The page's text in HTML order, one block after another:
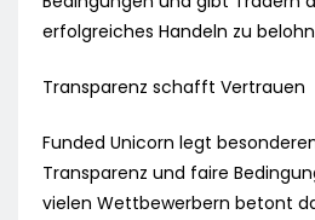
erfolgreiches Handeln zu
Transparenz schafft Vertrauen
Funded Unicorn legt
Transparenz und faire
vielen Wettbewerbern betont